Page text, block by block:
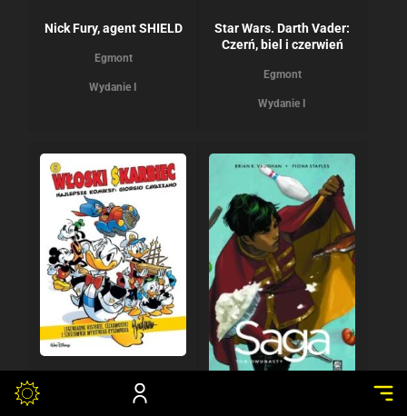
Nick Fury, agent SHIELD
Egmont
Wydanie I
Star Wars. Darth Vader:
Czerń, biel i czerwień
Egmont
Wydanie I